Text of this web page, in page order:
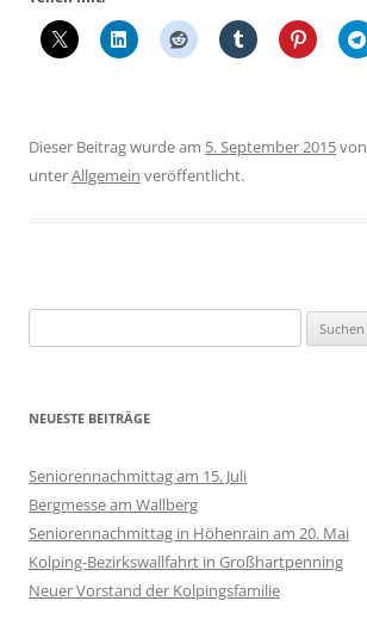
Dieser Beitrag wurde am 5. September 2015von
unterAllgemein veröffentlicht.
nach:
NEUESTE BEITRÄGE
Seniorennachmittag am 15. Juli
Bergmesse am Wallberg
Seniorennachmittag in Höhenrain am 20. Mai
Kolping-Bezirkswallfahrt in Großhartpenning
Neuer Vorstand der Kolpingsfamilie